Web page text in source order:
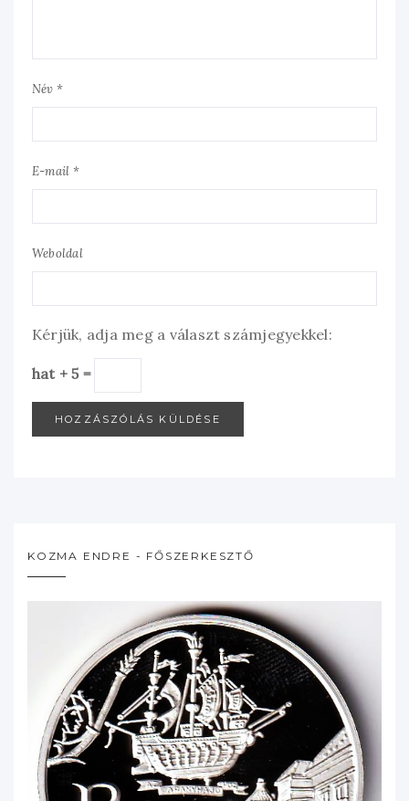
Név *
E-mail *
Weboldal
Kérjük, adja meg a választ számjegyekkel:
hat + 5 =
KOZMA ENDRE - FŐSZERKESZTŐ